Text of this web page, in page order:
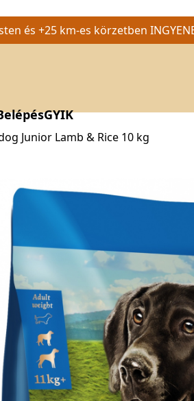
és +25 km-es körzetben
GYIK
Junior Lamb & Rice 10 kg